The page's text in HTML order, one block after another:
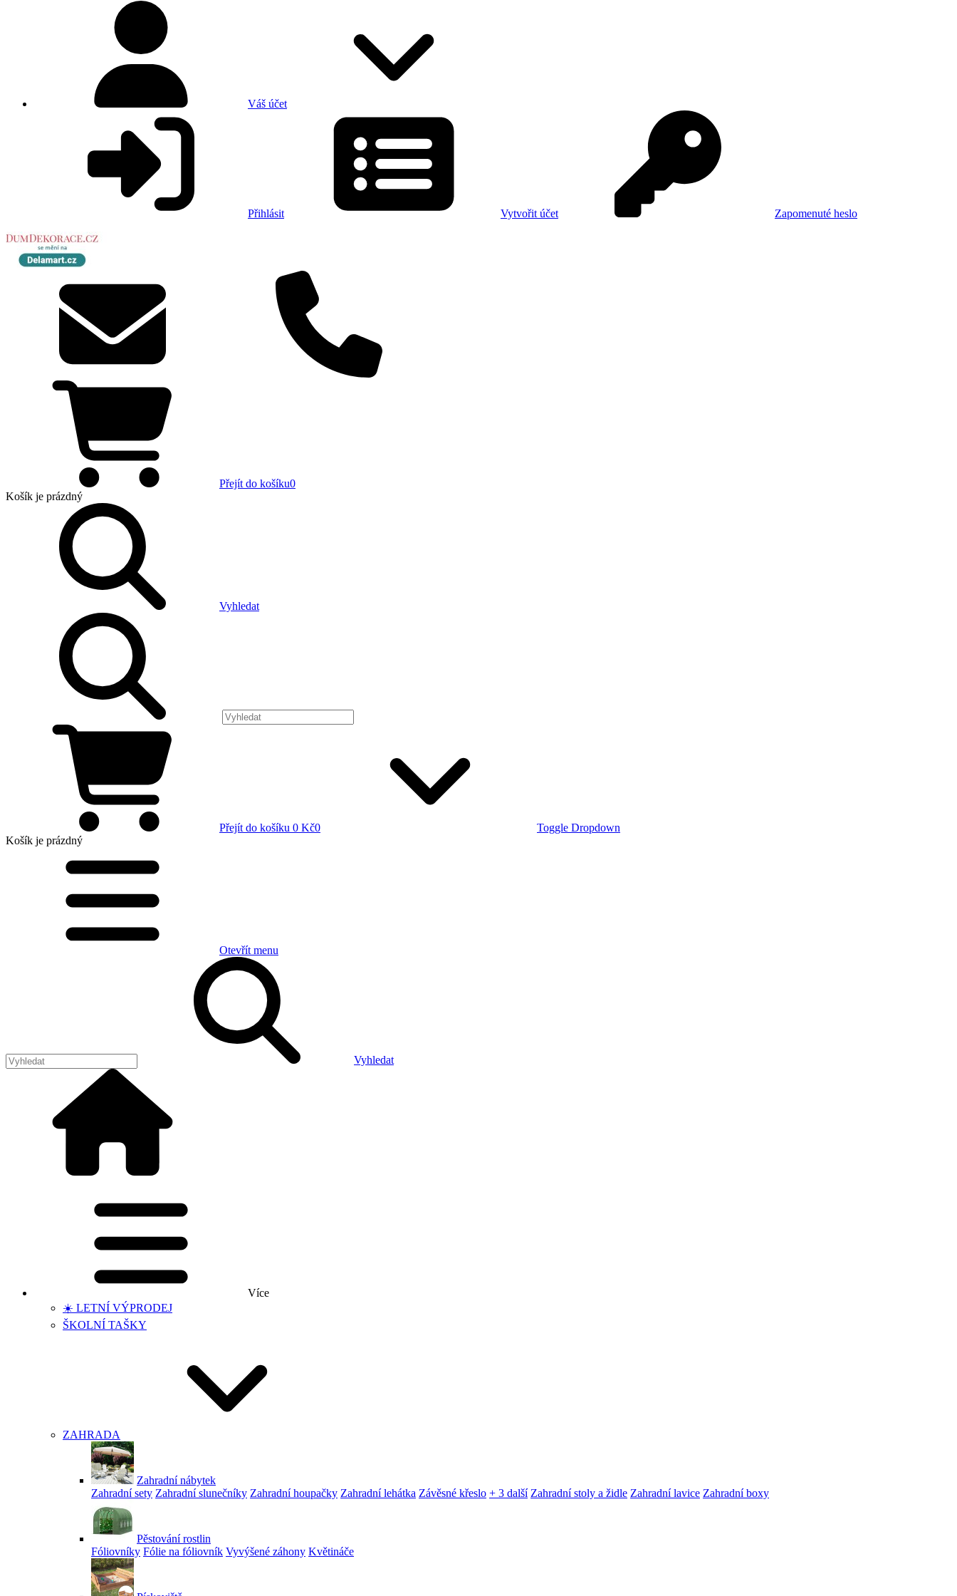
Váš účet
Přihlásit Vytvořit účet Zapomenuté heslo
Přejít do košíku0
Košík je prázdný
Vyhledat
Přejít do košíku 0 Kč0
Toggle Dropdown
Košík je prázdný
Otevřít menu
Vyhledat
Více
☀️ LETNÍ VÝPRODEJ
ŠKOLNÍ TAŠKY
ZAHRADA
Zahradní nábytek
Zahradní sety Zahradní slunečníky Zahradní houpačky Zahradní lehátka Závěsné křeslo + 3 další Zahradní stoly a židle Zahradní lavice Zahradní boxy
Pěstování rostlin
Fóliovníky Fólie na fóliovník Vyvýšené záhony Květináče